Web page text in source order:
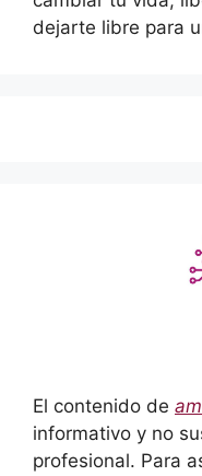
dejarte libre para
El contenido de
informativo y no
profesional. Para